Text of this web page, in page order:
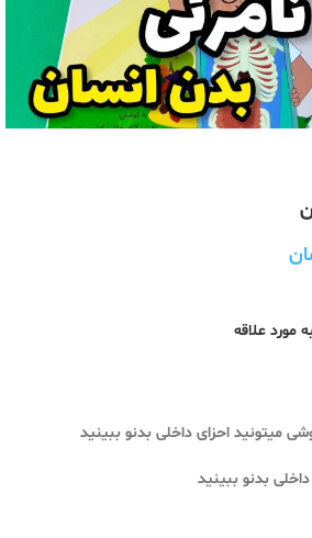
کنید
مورد علاقه
میتونید احزای داخلی بدنو ببینید
بدنو ببینید